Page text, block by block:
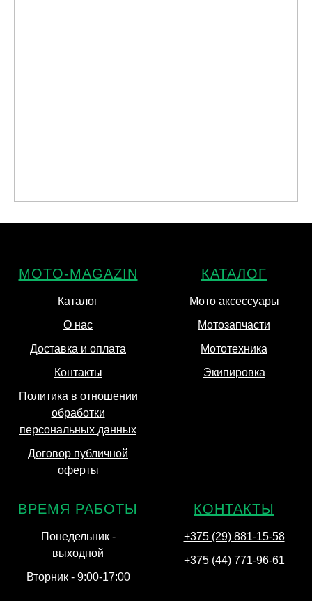
MOTO-MAGAZIN
Каталог
О нас
Доставка и оплата
Контакты
Политика в отношении
обработки
персональных данных
Договор публичной
оферты
КАТАЛОГ
Мото аксессуары
Мотозапчасти
Мототехника
Экипировка
ВРЕМЯ РАБОТЫ
Понедельник -
выходной
Вторник - 9:00-17:00
КОНТАКТЫ
+375 (29) 881-15-58
+375 (44) 771-96-61